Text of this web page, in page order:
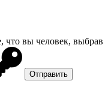
что вы человек, выбрав